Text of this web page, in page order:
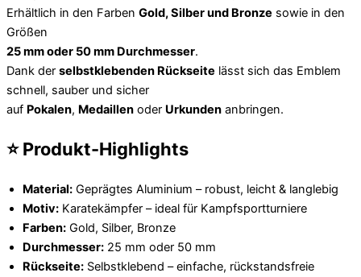
Erhältlich in den Farben Gold, Silber und Bronze sowie in den
Größen
25 mm oder 50 mm Durchmesser.
Dank der selbstklebenden Rückseite lässt sich das Emblem
schnell, sauber und sicher
auf Pokalen, Medaillen oder Urkunden anbringen.
⭐ Produkt-Highlights
Material: Geprägtes Aluminium – robust, leicht & langlebig
Motiv: Karatekämpfer – ideal für Kampfsportturniere
Farben: Gold, Silber, Bronze
Durchmesser: 25 mm oder 50 mm
Rückseite: Selbstklebend – einfache, rückstandsfreie